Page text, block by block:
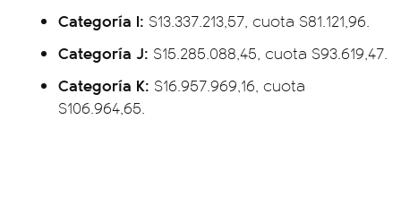
Categoría I: $13.337.213,57, cuota $81.121,96.
Categoría J: $15.285.088,45, cuota $93.619,47.
Categoría K: $16.957.969,16, cuota
$106.964,65.